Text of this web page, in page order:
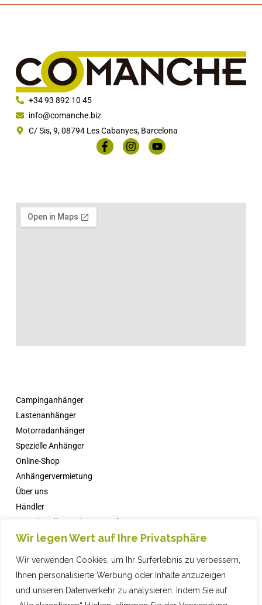
Wir legen Wert auf Ihre Privatsphäre
Wir verwenden Cookies, um Ihr Surferlebnis zu verbessern,
Ihnen personalisierte Werbung oder Inhalte anzuzeigen
und unseren Datenverkehr zu analysieren. Indem Sie auf
+34 93 892 10 45
info@comanche.biz
C/ Sis, 9, 08794 Les Cabanyes, Barcelona
Über uns
Händler
Campingplätze mit Comanche
Nachricht
Campinganhänger
Lastenanhänger
Motorradanhänger
Spezielle Anhänger
Online-Shop
Anhängervermietung